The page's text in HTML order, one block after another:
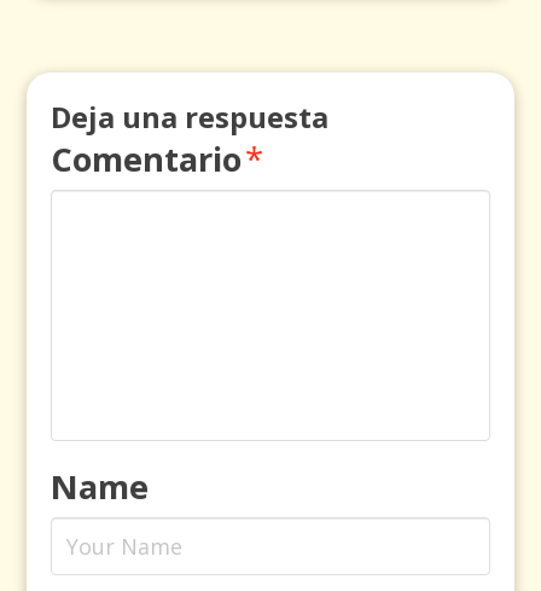
Deja una respuesta
Comentario*
Name